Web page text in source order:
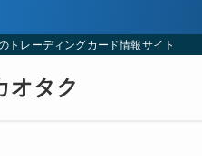
トレーディングカード情報サイト
オタク